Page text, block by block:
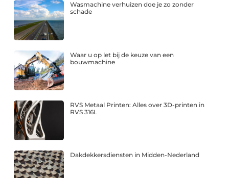
Wasmachine verhuizen doe je zo zonder
schade
Waar u op let bij de keuze van een
bouwmachine
RVS Metaal Printen: Alles over 3D-printen in
RVS 316L
Dakdekkersdiensten in Midden-Nederland